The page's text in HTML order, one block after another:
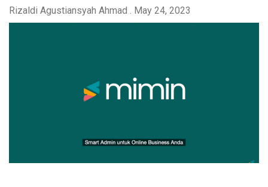
Rizaldi Agustiansyah Ahmad . May 24, 2023